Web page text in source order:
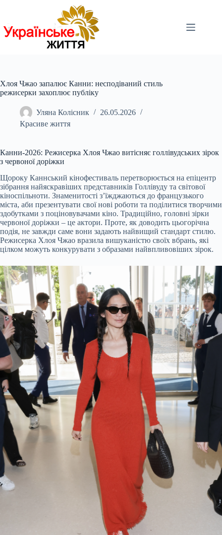
Хлоя Чжао запалює Канни: несподіваний стиль
режисерки захоплює публіку
Уляна Колісник
26.05.2026
Красиве життя
Канни-2026: Режисерка Хлоя Чжао витісняє голлівудських зірок
з червоної доріжки
Щороку Каннський кінофестиваль перетворюється на епіцентр
зібрання найяскравіших представників Голлівуду та світової
кіноспільноти. Знаменитості з’їжджаються до французького
міста, аби презентувати свої нові роботи та поділитися творчими
здобутками з поціновувачами кіно. Традиційно, головні зірки
червоної доріжки – це актори. Проте, як доводить цьогорічна
подія, не завжди саме вони задають найвищий стандарт стилю.
Режисерка Хлоя Чжао вразила вишуканістю своїх вбрань, які
цілком можуть конкурувати з образами найвпливовіших зірок.